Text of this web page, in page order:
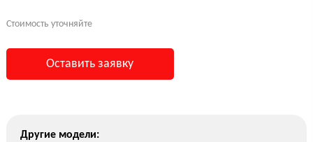
Стоимость уточняйте
Оставить заявку
Другие модели: